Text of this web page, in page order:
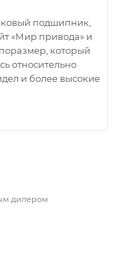
подшипник,
«Мир привода» и
который
относительно
и более высокие
дилером